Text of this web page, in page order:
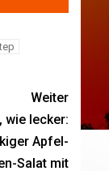
Weiter
wie lecker:
Apfel-
Salat mit